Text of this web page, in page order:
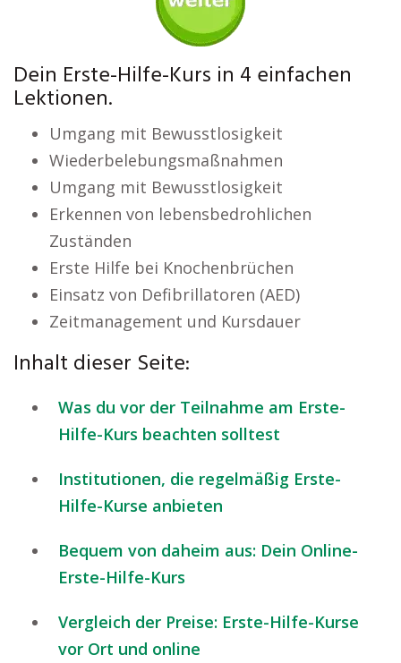
Dein Erste-Hilfe-Kurs in 4 einfachen
Lektionen.
Umgang mit Bewusstlosigkeit
Wiederbelebungsmaßnahmen
Umgang mit Bewusstlosigkeit
Erkennen von lebensbedrohlichen
Zuständen
Erste Hilfe bei Knochenbrüchen
Einsatz von Defibrillatoren (AED)
Zeitmanagement und Kursdauer
Inhalt dieser Seite:
Was du vor der Teilnahme am Erste-
Hilfe-Kurs beachten solltest
Institutionen, die regelmäßig Erste-
Hilfe-Kurse anbieten
Bequem von daheim aus: Dein Online-
Erste-Hilfe-Kurs
Vergleich der Preise: Erste-Hilfe-Kurse
vor Ort und online